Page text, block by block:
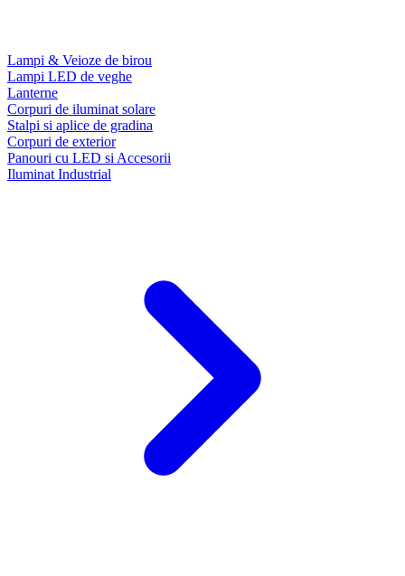
Lampi & Veioze de birou
Lampi LED de veghe
Lanterne
Corpuri de iluminat solare
Stalpi si aplice de gradina
Corpuri de exterior
Panouri cu LED si Accesorii
Iluminat Industrial